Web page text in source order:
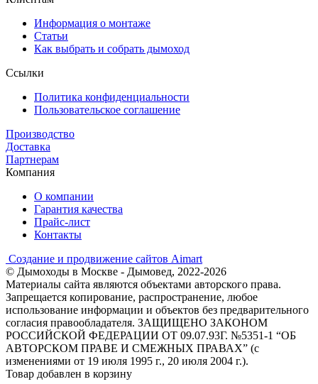
Информация о монтаже
Статьи
Как выбрать и собрать дымоход
Ссылки
Политика конфиденциальности
Пользовательское соглашение
Производство
Доставка
Партнерам
Компания
О компании
Гарантия качества
Прайс-лист
Контакты
Создание и продвижение сайтов Aimart
© Дымоходы в Москве - Дымовед, 2022-2026
Материалы сайта являются объектами авторского права.
Запрещается копирование, распространение, любое
использование информации и объектов без предварительного
согласия правообладателя. ЗАЩИЩЕНО ЗАКОНОМ
РОССИЙСКОЙ ФЕДЕРАЦИИ ОТ 09.07.93Г. №5351-1 “ОБ
АВТОРСКОМ ПРАВЕ И СМЕЖНЫХ ПРАВАХ” (с
изменениями от 19 июля 1995 г., 20 июля 2004 г.).
Товар добавлен в корзину